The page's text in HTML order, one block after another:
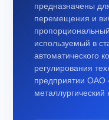
предназначены
перемещения и
используемый в
автоматического
регулирования
предприятии ОАО
металлургический